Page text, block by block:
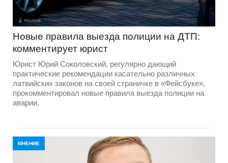
Новые правила выезда полиции на ДТП:
комментирует юрист
Юрист Юрий Соколовский, регулярно дающий
практические рекомендации касательно различных
латвийских законов на своей страничке в «Фейсбуке»,
прокомментировал новые правила выезда полиции на
аварии.
МНЕНИЕ